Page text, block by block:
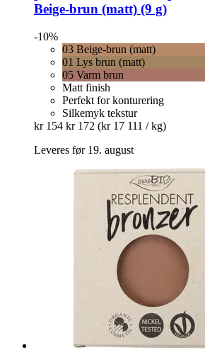
Beige-​brun (matt) (9 g)
-10%
03 Beige-brun (matt)
01 Lys brun (matt)
05 Varm brun
Matt finish
Perfekt for konturering
Silkemyk tekstur
kr 154 kr 172 (kr 17 111 / kg)
Leveres før 19. august